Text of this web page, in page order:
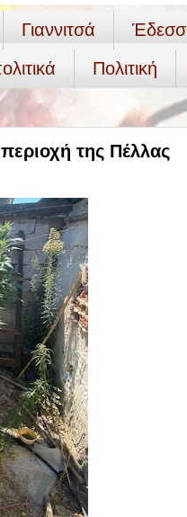
Γιαννιτσά
Πολιτική
της Πέλλας